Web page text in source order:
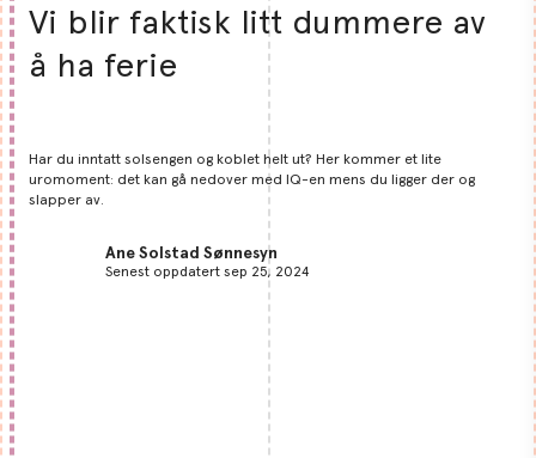
Vi blir faktisk litt dummere av
å ha ferie
Har du inntatt solsengen og koblet helt ut? Her kommer et lite
uromoment: det kan gå nedover med IQ-en mens du ligger der og
slapper av.
Ane Solstad Sønnesyn
Senest oppdatert sep 25, 2024